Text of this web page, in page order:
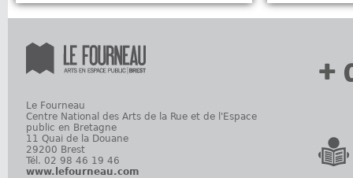
Le Fourneau
Centre National des Arts de la Rue et de l'Espace
public en Bretagne
11 Quai de la Douane
29200 Brest
Tél. 02 98 46 19 46
www.lefourneau.com
+